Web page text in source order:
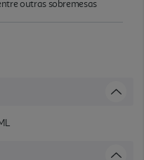
outras sobremesas